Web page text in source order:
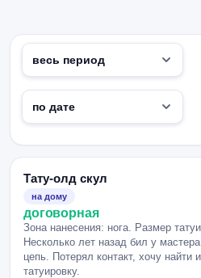
Тату-олд скул
на дому
договорная
Зона нанесения: нога. Размер
Несколько лет назад бил у
цепь. Потерял контакт, хочу
татуировку.